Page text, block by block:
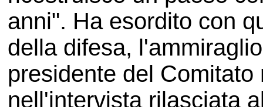
anni". Ha esordito con
della difesa,
presidente del
nell'intervista rilasciata